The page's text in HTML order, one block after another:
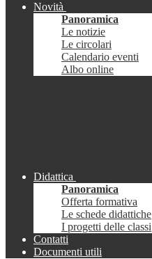
Novità
Panoramica
Le notizie
Le circolari
Calendario eventi
Albo online
Didattica
Panoramica
Offerta formativa
Le schede didattiche
I progetti delle classi
Contatti
Documenti utili